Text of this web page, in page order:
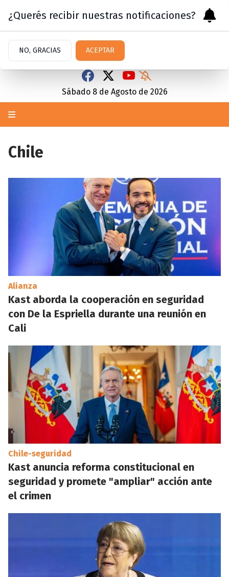
Sábado 8 de Agosto de 2026
Chile
Alianza
Kast aborda la cooperación en seguridad
con De la Espriella durante una reunión en
Cali
Chile-seguridad
Kast anuncia reforma constitucional en
seguridad y promete "ampliar" acción ante
el crimen
¿Querés recibir nuestras notificaciones?
NO, GRACIAS ACEPTAR